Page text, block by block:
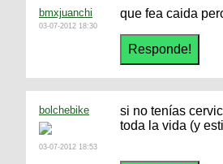
bmxjuanchi
03-07-2012 18:30
que fea caida
bolchebike
03-07-2012 18:53
si no tenías
toda la vida (y